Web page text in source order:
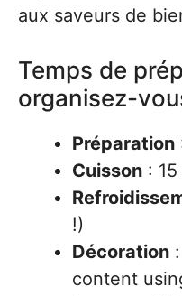
aux saveurs de
Temps de
organisez-
Préparation
Cuisson :
!)
Décoration
content